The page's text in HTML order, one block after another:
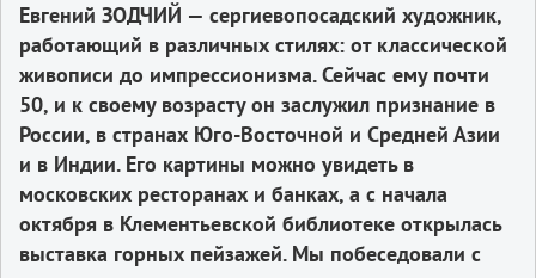
Евгений ЗОДЧИЙ — сергиевопосадский художник,
работающий в различных стилях: от классической
живописи до импрессионизма. Сейчас ему почти
50, и к своему возрасту он заслужил признание в
России, в странах Юго-Восточной и Средней Азии
и в Индии. Его картины можно увидеть в
московских ресторанах и банках, а с начала
октября в Клементьевской библиотеке открылась
выставка горных пейзажей. Мы побеседовали с